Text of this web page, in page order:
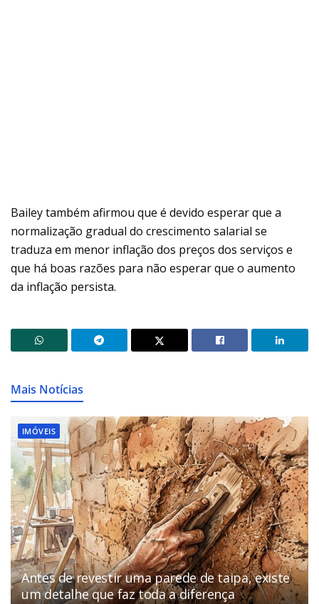
Bailey também afirmou que é devido esperar que a
normalização gradual do crescimento salarial se
traduza em menor inflação dos preços dos serviços e
que há boas razões para não esperar que o aumento
da inflação persista.
Mais Notícias
IMÓVEIS
Antes de revestir uma parede de taipa, existe
um detalhe que faz toda a diferença